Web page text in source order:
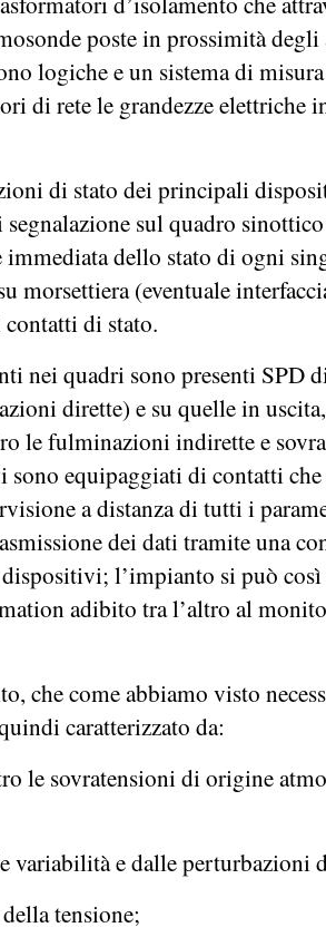
poste in prossimità
logiche e un sistema di
di rete le grandezze elettriche
di stato dei principali
segnalazione sul quadro
dello stato di ogni
morsettiera (eventuale
di stato.
nei quadri sono presenti SPD
dirette) e su quelle in
le fulminazioni indirette e
equipaggiati di contatti che
a distanza di tutti i
dei dati tramite una
l’impianto si può
adibito tra l’altro al
che come abbiamo visto
caratterizzato da:
le sovratensioni di origine
variabilità e dalle perturbazioni
tensione;